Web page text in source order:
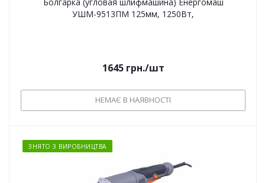
УШМ-9513ПМ 125мм, 1250Вт,
1645грн./шт
НЕМАЄ В НАЯВНОСТІ
ЗНЯТО З ВИРОБНИЦТВА